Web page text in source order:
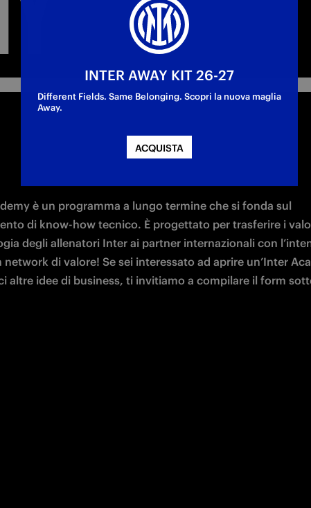
è un programma a lungo termine che si fonda sul
di know-how tecnico. È progettato per trasferire i
degli allenatori Inter ai partner internazionali con
network di valore! Se sei interessato ad aprire un’Inter
altre idee di business, ti invitiamo a compilare il form
INTER AWAY KIT 26-27
Different Fields. Same Belonging. Scopri la nuova maglia
Away.
ACQUISTA